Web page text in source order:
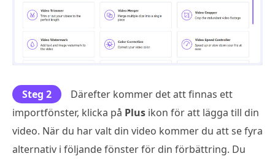
Steg 2
Därefter kommer det att finnas ett
importfönster, klicka på Plus ikon för att lägga till din
video. När du har valt din video kommer du att se fyra
alternativ i följande fönster för din förbättring. Du